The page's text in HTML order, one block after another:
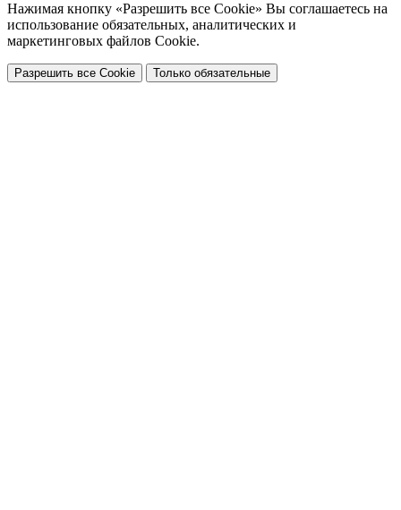
Нажимая кнопку «Разрешить все Cookie» Вы соглашаетесь на
использование обязательных, аналитических и
маркетинговых файлов Cookie.
Разрешить все Cookie Только обязательные